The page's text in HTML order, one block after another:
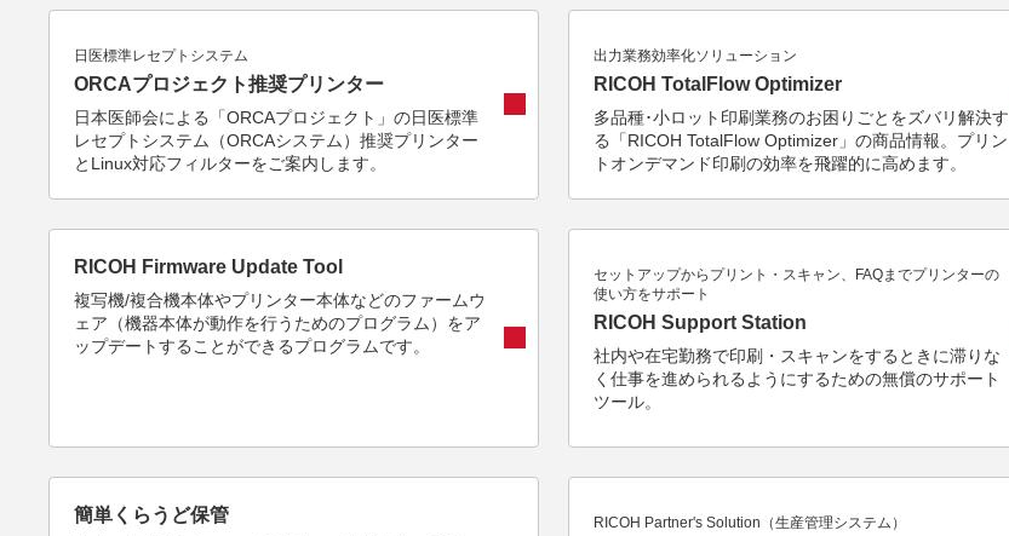
日医標準レセプトシステム
ORCAプロジェクト推奨プリンター
日本医師会による「ORCAプロジェクト」の日医標準
レセプトシステム（ORCAシステム）推奨プリンター
とLinux対応フィルターをご案内します。
出力業務効率化ソリューション
RICOH TotalFlow Optimizer
多品種･小ロット印刷業務のお困りごとをズバリ解決す
る「RICOH TotalFlow Optimizer」の商品情報。プリン
トオンデマンド印刷の効率を飛躍的に高めます。
RICOH Firmware Update Tool
複写機/複合機本体やプリンター本体などのファームウ
ェア（機器本体が動作を行うためのプログラム）をア
ップデートすることができるプログラムです。
セットアップからプリント・スキャン、FAQまでプリンターの
使い方をサポート
RICOH Support Station
社内や在宅勤務で印刷・スキャンをするときに滞りな
く仕事を進められるようにするための無償のサポート
ツール。
簡単くらうど保管 RICOH Partner's Solution（生産管理システム）